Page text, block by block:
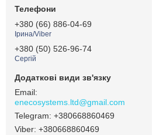
+380 (66) 886-04-69
Ірина/Viber
+380 (50) 526-96-74
Сергій
enecosystems.ltd@gmail.com
+380668860469
+380668860469